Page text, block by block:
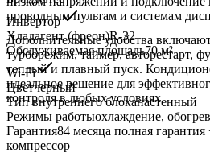
проводным пультам и системам
Дополнительные удобства
турборежим, таймер, авторестарт,
теплый и плавный пуск.
идеальное решение для
контроля в любых условиях.
Инвертор
Хладагент (фреон)R-32
Обслуживаемая площадь70м²
Wi-Fi
Цветчерный
Тип внутреннего блоканастенный
Режимы работыохлаждение, обогрев
Гарантия84 месяца полная гарантия
компрессор